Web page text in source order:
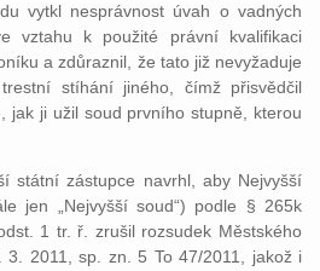
vytkl nesprávnost úvah o vadných
vztahu k použité právní kvalifikaci
a zdůraznil, že tato již nevyžaduje
stíhání jiného, čímž přisvědčil
jak ji užil soud prvního stupně, kterou
státní zástupce navrhl, aby Nejvyšší
jen „Nejvyšší soud“) podle § 265k
1 tr. ř. zrušil rozsudek Městského
2011, sp. zn. 5 To 47/2011, jakož i